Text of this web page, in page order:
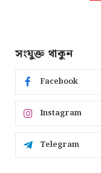
সংযুক্ত থাকুন
Facebook
Instagram
Telegram